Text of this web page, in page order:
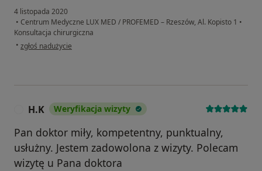
4 listopada 2020
• Centrum Medyczne LUX MED / PROFEMED – Rzeszów, Al. Kopisto 1 •
Konsultacja chirurgiczna
• w opinii użytkownika Ewa
zgłoś nadużycie
H.K Weryfikacja wizyty
Pan doktor miły, kompetentny, punktualny,
usłużny. Jestem zadowolona z wizyty. Polecam
wizytę u Pana doktora